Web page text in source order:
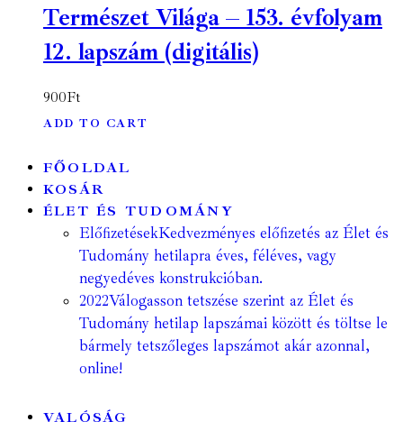
Természet Világa – 153. évfolyam
12. lapszám (digitális)
900Ft
ADD TO CART
FŐOLDAL
KOSÁR
ÉLET ÉS TUDOMÁNY
ElőfizetésekKedvezményes előfizetés az Élet és
Tudomány hetilapra éves, féléves, vagy
negyedéves konstrukcióban.
2022Válogasson tetszése szerint az Élet és
Tudomány hetilap lapszámai között és töltse le
bármely tetszőleges lapszámot akár azonnal,
online!
VALÓSÁG